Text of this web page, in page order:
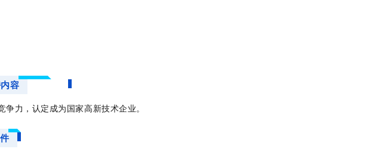
内容
力，认定成为国家高新技术企业。